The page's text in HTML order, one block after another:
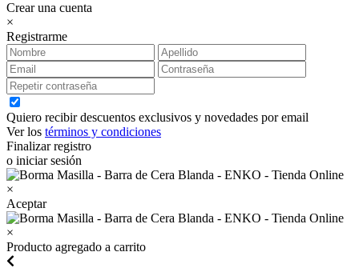
Crear una cuenta
×
Registrarme
Quiero recibir descuentos exclusivos y novedades por email
Ver los términos y condiciones
Finalizar registro
o iniciar sesión
×
Aceptar
×
Producto agregado a carrito